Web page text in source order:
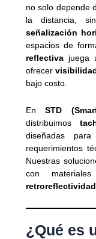
no solo depende
la distancia,
señalización
espacios de
reflectivajuega
ofrecer
bajo costo.
EnSTD
distribuimos
diseñadas
requerimientos
Nuestras
con
retroreflectividad
¿Qué es